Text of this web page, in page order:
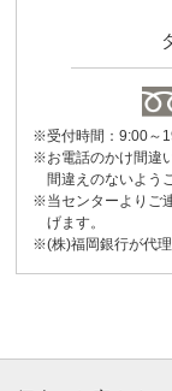
※受付時間：9:00～
※お電話のかけ間違
間違えのないよう
※当センターよりご
げます。
※(株)福岡銀行が代理